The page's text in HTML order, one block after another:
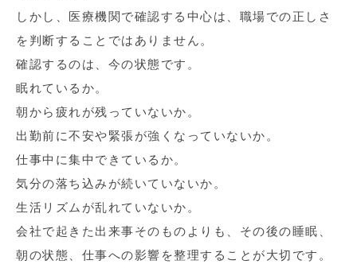
しかし、医療機関で確認する中心は、職場での正しさ
を判断することではありません。
確認するのは、今の状態です。
眠れているか。
朝から疲れが残っていないか。
出勤前に不安や緊張が強くなっていないか。
仕事中に集中できているか。
気分の落ち込みが続いていないか。
生活リズムが乱れていないか。
会社で起きた出来事そのものよりも、その後の睡眠、
朝の状態、仕事への影響を整理することが大切です。